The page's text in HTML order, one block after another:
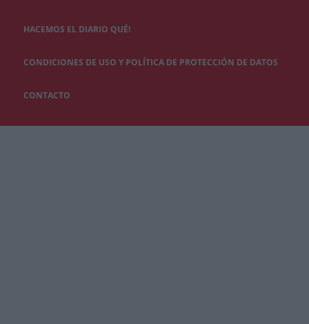
HACEMOS EL DIARIO QUÉ!
CONDICIONES DE USO Y POLÍTICA DE PROTECCIÓN DE DATOS
CONTACTO